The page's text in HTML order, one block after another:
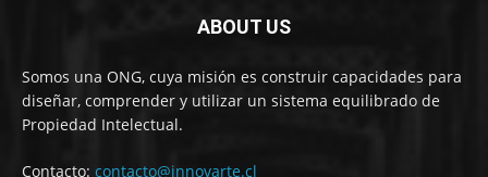
ABOUT US
Somos una ONG, cuya misión es construir capacidades para
diseñar, comprender y utilizar un sistema equilibrado de
Propiedad Intelectual.
Contacto: contacto@innovarte.cl